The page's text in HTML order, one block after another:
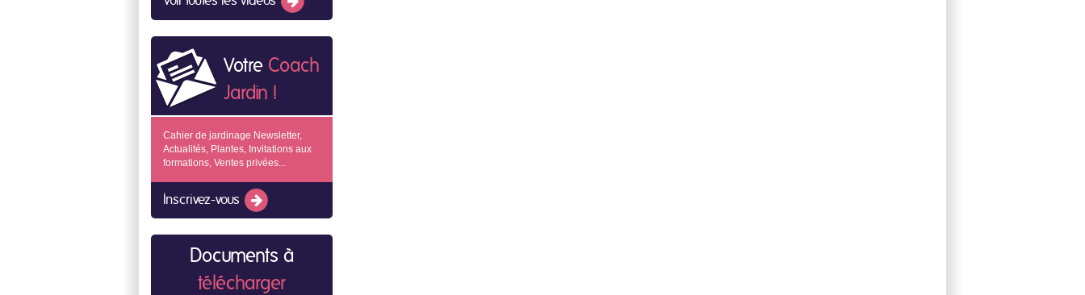
Votre Coach
Jardin !
Cahier de jardinage Newsletter,
Actualités, Plantes, Invitations aux
formations, Ventes privées...
Inscrivez-vous
Documents à
télécharger